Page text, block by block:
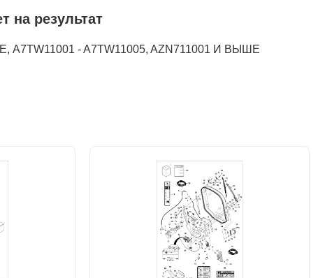
результат
- A7TW11005, AZN711001 И ВЫШЕ